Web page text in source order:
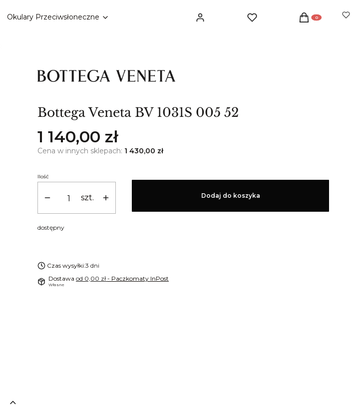
Okulary Przeciwsłoneczne Zaloguj się Ulubione Produkty w koszyku:
Koszyk
Bottega Veneta BV 1031S 005 52
Cena
1 140,00 zł
Cena w innych sklepach: 1 430,00 zł
Ilość
szt. Dodaj do koszyka
dostępny
Czas wysyłki:3 dni
Dostawa od 0,00 zł - Paczkomaty InPost
Własne